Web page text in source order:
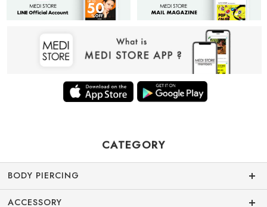
CATEGORY
BODY PIERCING
ACCESSORY